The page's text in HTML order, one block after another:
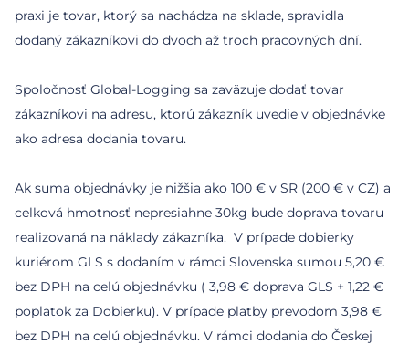
praxi je tovar, ktorý sa nachádza na sklade, spravidla
dodaný zákazníkovi do dvoch až troch pracovných dní.
Spoločnosť Global-Logging sa zaväzuje dodať tovar
zákazníkovi na adresu, ktorú zákazník uvedie v objednávke
ako adresa dodania tovaru.
Ak suma objednávky je nižšia ako 100 € v SR (200 € v CZ) a
celková hmotnosť nepresiahne 30kg bude doprava tovaru
realizovaná na náklady zákazníka. V prípade dobierky
kuriérom GLS s dodaním v rámci Slovenska sumou 5,20 €
bez DPH na celú objednávku ( 3,98 € doprava GLS + 1,22 €
poplatok za Dobierku). V prípade platby prevodom 3,98 €
bez DPH na celú objednávku. V rámci dodania do Českej